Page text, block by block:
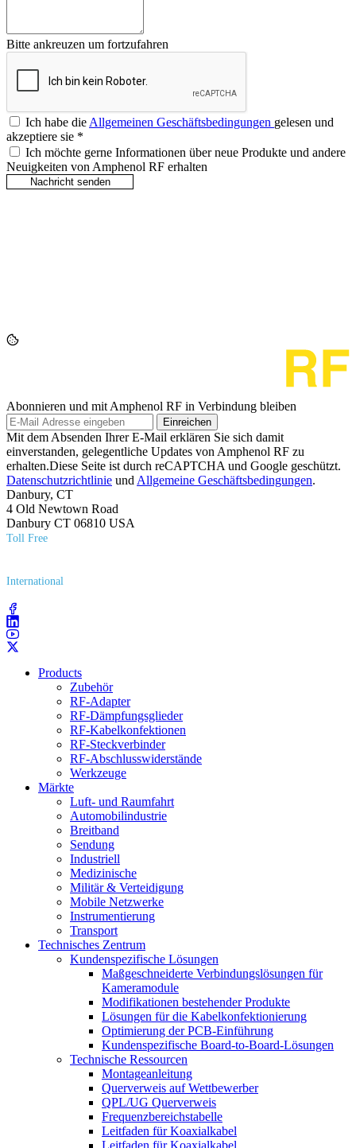
Bitte ankreuzen um fortzufahren
Ich habe dieAllgemeinen Geschäftsbedingungen gelesen und
akzeptiere sie *
Ich möchte gerne Informationen über neue Produkte und andere
Neuigkeiten von Amphenol RF erhalten
Abonnieren und mit Amphenol RF in Verbindung bleiben
Einreichen
Mit dem Absenden Ihrer E-Mail erklären Sie sich damit
einverstanden, gelegentliche Updates von Amphenol RF zu
erhalten.Diese Seite ist durch reCAPTCHA und Google geschützt.
Datenschutzrichtlinie und Allgemeine Geschäftsbedingungen.
Danbury, CT
4 Old Newtown Road
Danbury CT 06810 USA
Toll Free
International
Products
Zubehör
RF-Adapter
RF-Dämpfungsglieder
RF-Kabelkonfektionen
RF-Steckverbinder
RF-Abschlusswiderstände
Werkzeuge
Märkte
Luft- und Raumfahrt
Automobilindustrie
Breitband
Sendung
Industriell
Medizinische
Militär & Verteidigung
Mobile Netzwerke
Instrumentierung
Transport
Technisches Zentrum
Kundenspezifische Lösungen
Maßgeschneiderte Verbindungslösungen für
Kameramodule
Modifikationen bestehender Produkte
Lösungen für die Kabelkonfektionierung
Optimierung der PCB-Einführung
Kundenspezifische Board-to-Board-Lösungen
Technische Ressourcen
Montageanleitung
Querverweis auf Wettbewerber
QPL/UG Querverweis
Frequenzbereichstabelle
Leitfaden für Koaxialkabel